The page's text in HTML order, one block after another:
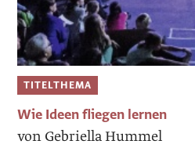
TITELTHEMA
Wie Ideen fliegen lernen
von Gebriella Hummel